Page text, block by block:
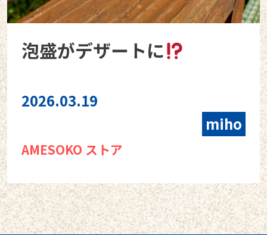
泡盛がデザートに
2026.03.19
miho
AMESOKO ストア